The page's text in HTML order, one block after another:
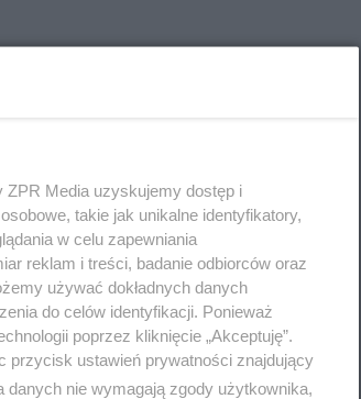
ZPR Media uzyskujemy dostęp i
takie jak unikalne identyfikatory,
w celu zapewniania
reklam i treści, badanie odbiorców oraz
używać dokładnych danych
do celów identyfikacji. Ponieważ
poprzez kliknięcie „Akceptuję”.
przycisk ustawień prywatności znajdujący
danych nie wymagają zgody użytkownika,